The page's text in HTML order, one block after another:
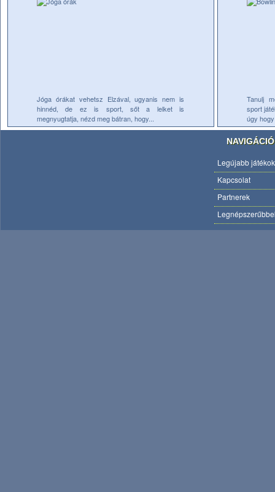
Jóga órákat vehetsz Elzával, ugyanis nem is
hinnéd, de ez is sport, sőt a lelket is
megnyugtatja, nézd meg bátran, hogy...
Tanulj
sport
úgy
Legújabb játékok
Kapcsolat
Partnerek